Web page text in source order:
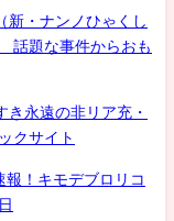
新・ナンノひゃくし
話題な事件からおも
き永遠の非リア充・
クサイト
！キモデブロリコ